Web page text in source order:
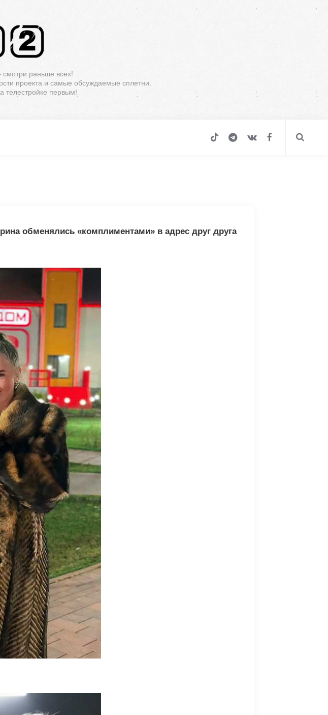
раньше всех!
проекта и самые обсуждаемые сплетни.
телестройке первым!
обменялись «комплиментами» в адрес друг друга